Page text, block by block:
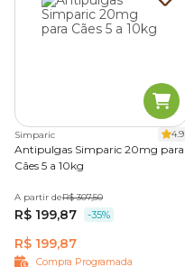
Simparic 4.9
Antipulgas Simparic 20mg para
Cães 5 a 10kg
A partir deR$ 307,50
R$ 199,87 -35%
R$ 199,87
Compra Programada